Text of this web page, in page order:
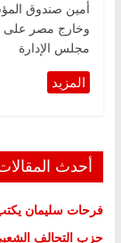
أمين صندوق
وخارج مصر على
مجلس الإدارة
أحدث
فرحات سليمان
حزب التحالف